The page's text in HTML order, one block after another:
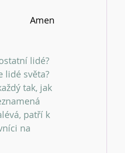
Amen
lidé?
lidé světa?
tak, jak
patří k
na